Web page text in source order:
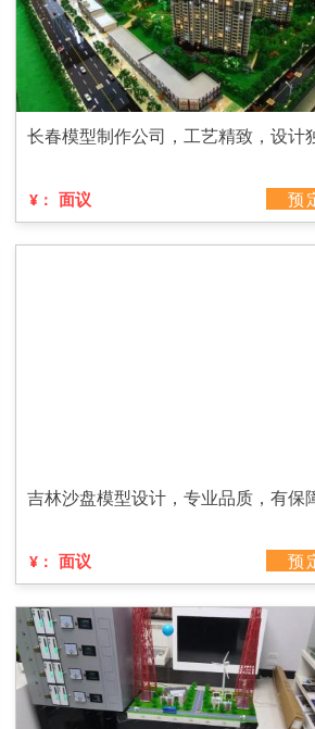
长春模型制作公司，工艺精致，设计
¥： 面议 预
吉林沙盘模型设计，专业品质，有保
¥： 面议 预